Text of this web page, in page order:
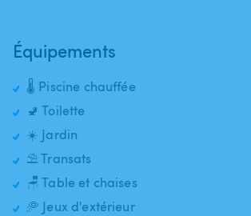
Équipements
🌡️ Piscine chauffée
🚽 Toilette
☀️ Jardin
⛱️ Transats
🪑 Table et chaises
🥏 Jeux d'extérieur